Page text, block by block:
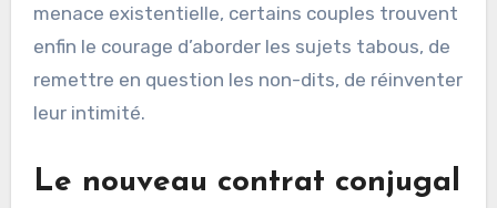
menace existentielle, certains couples trouvent
enfin le courage d’aborder les sujets tabous, de
remettre en question les non-dits, de réinventer
leur intimité.
Le nouveau contrat conjugal